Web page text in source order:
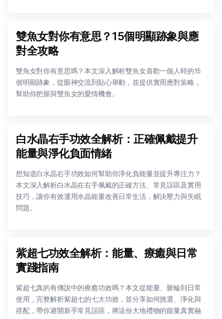
雙魚女對你有意思？15個明顯跡象與應
對全攻略
雙魚女對你有意思嗎？本文深入解析雙魚女喜歡一個人時的15
個明顯跡象，從眼神交流到貼心舉動，並提供實用應對策略，
幫助你把握與雙魚女的愛情機會。
白水晶右手功效全解析：正確佩戴提升
能量與淨化負面情緒
想知道白水晶右手功效如何幫助你淨化負能量並提升專注力？
本文深入解析白水晶在右手佩戴的正確方法、常見誤區及實用
技巧，讓你有效運用水晶能量改善日常生活，解決壓力與失眠
問題。
紫超七功效全解析：能量、療癒與日常
實踐指南
紫超七真的有傳說中的療癒功效嗎？本文從能量、脈輪到日常
使用，完整解析紫超七的七大功效，並分享如何挑選、淨化與
搭配，帶你避開新手常見誤區，將這份大地禮物的能量真實融